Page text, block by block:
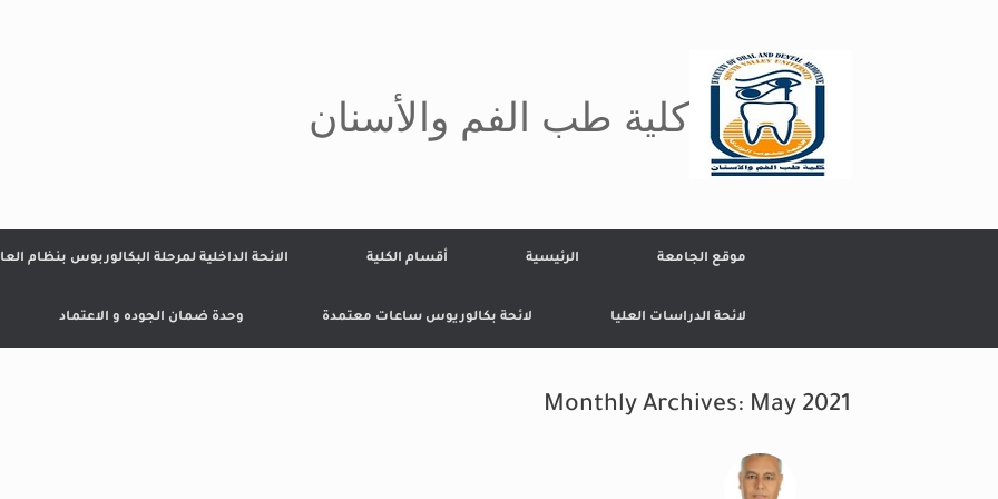
كلية طب الفم والأسنان
موقع الجامعة الرئيسية أقسام الكلية الائحة الداخلية لمرحلة البكالوربوس بنظام
لائحة الدراسات العليا لائحة بكالوريوس ساعات معتمدة وحدة ضمان الجوده و الاعتماد
Monthly Archives: May 2021